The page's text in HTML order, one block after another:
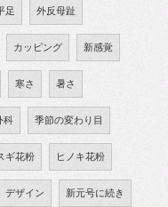
足 外反母趾
カッピング 新感覚
寒さ 暑さ
科 季節の変わり目
ギ花粉 ヒノキ花粉
デザイン 新元号に続き